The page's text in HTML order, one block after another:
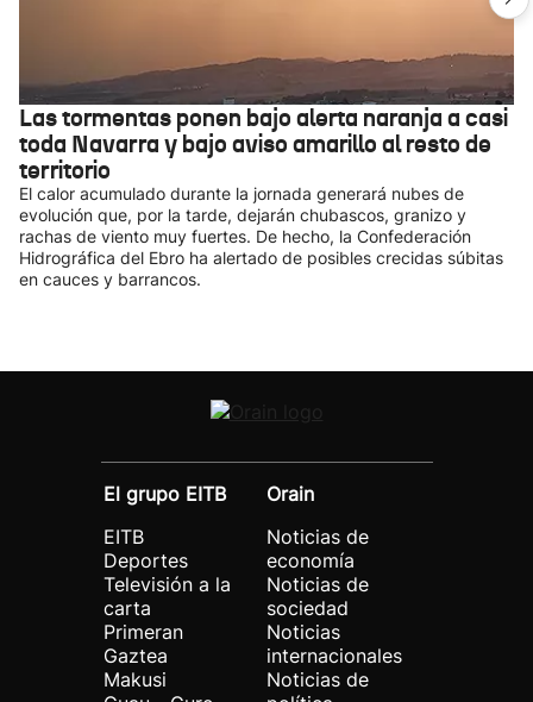
Las tormentas ponen bajo alerta naranja a casi
toda Navarra y bajo aviso amarillo al resto de
territorio
El calor acumulado durante la jornada generará nubes de
evolución que, por la tarde, dejarán chubascos, granizo y
rachas de viento muy fuertes. De hecho, la Confederación
Hidrográfica del Ebro ha alertado de posibles crecidas súbitas
en cauces y barrancos.
El grupo EITB
EITB
Deportes
Televisión a la
carta
Primeran
Gaztea
Makusi
Orain
Noticias de
economía
Noticias de
sociedad
Noticias
internacionales
Noticias de